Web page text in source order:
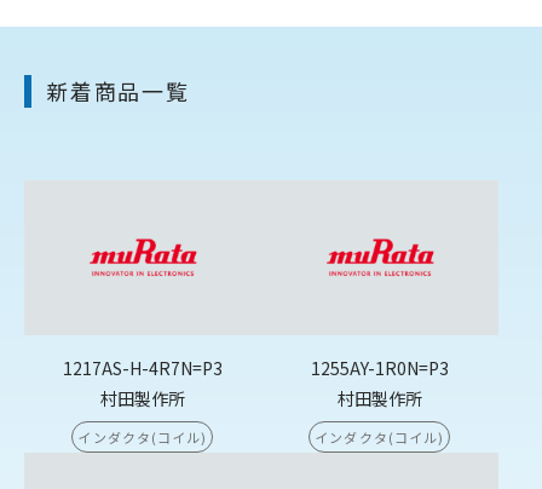
新着商品一覧
1217AS-H-4R7N=P3
村田製作所
インダクタ(コイル)
1255AY-1R0N=P3
村田製作所
インダクタ(コイル)